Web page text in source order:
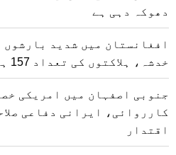
دھوکہ دہی ہے
افغانستان میں شدید بارشوں
خدشہ، ہلاکتوں کی تعداد 157 ہو گئی
جنوبی اصفہان میں امریکی
کارروائی، ایرانی دفاعی
اقتدار